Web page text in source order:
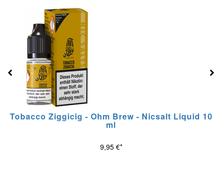
Tobacco Ziggicig - Ohm Brew - Nicsalt Liquid 10
ml
9,95 €*